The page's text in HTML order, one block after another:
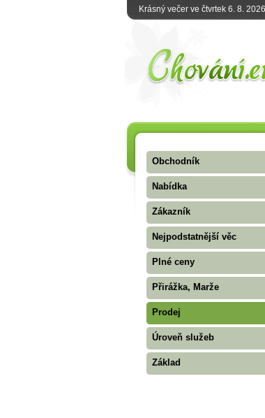
Krásný večer ve čtvrtek 6. 8.
Obchodník
Nabídka
Zákazník
Nejpodstatnější věc
Plné ceny
Přirážka, Marže
Prodej
Úroveň služeb
Základ